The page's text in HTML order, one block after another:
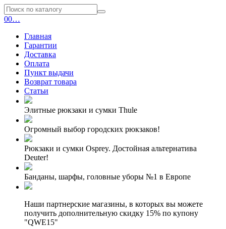
00…
Главная
Гарантии
Доставка
Оплата
Пункт выдачи
Возврат товара
Статьи
Элитные рюкзаки и сумки Thule
Огромный выбор городских рюкзаков!
Рюкзаки и сумки Osprey. Достойная альтернатива
Deuter!
Банданы, шарфы, головные уборы №1 в Европе
Наши партнерские магазины, в которых вы можете
получить дополнительную скидку 15% по купону
"QWE15"